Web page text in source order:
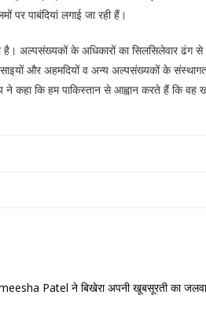
पाबंदियां लगाई जा रही हैं।
है। अल्पसंख्यकों के अधिकारों का सिलसिलेवार ढंग
और अहमदियों व अन्य अल्पसंख्यकों के संस्थागत
ने कहा कि हम पाकिस्तान से आह्वान करते हैं कि
Patel ने बिखेरा अपनी खूबसूरती का